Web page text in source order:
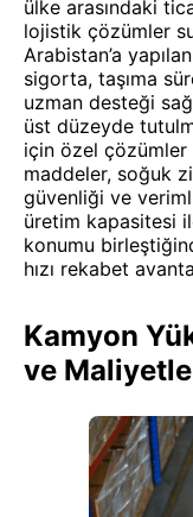
ülke arasındaki
lojistik çözümler
Arabistan’a
sigorta, taşıma
uzman desteği
üst düzeyde
için özel çözümler
maddeler, soğuk
güvenliği ve
üretim kapasitesi
konumu
hızı rekabet
Kamyon
ve